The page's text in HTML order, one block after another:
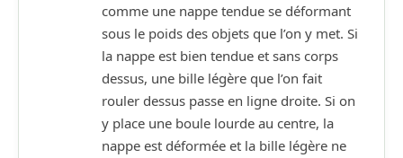
comme une nappe tendue se déformant
sous le poids des objets que l’on y met. Si
la nappe est bien tendue et sans corps
dessus, une bille légère que l’on fait
rouler dessus passe en ligne droite. Si on
y place une boule lourde au centre, la
nappe est déformée et la bille légère ne